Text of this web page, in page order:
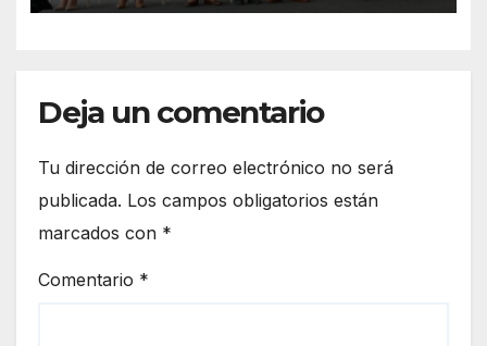
Deja un comentario
Tu dirección de correo electrónico no será
publicada. Los campos obligatorios están
marcados con *
Comentario *